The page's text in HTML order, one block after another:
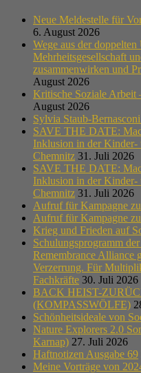
Neue Meldestelle für
6. August 2026
Wege aus der
Mehrheitsgesellschaft
zusammenwirken und
August 2026
Kritische Soziale Arbeit
August 2026
Sylvia Staub-
SAVE THE DATE:
Inklusion in der Kinder-
Chemnitz 31. Juli 2026
SAVE THE DATE:
Inklusion in der Kinder-
Chemnitz 31. Juli 2026
Aufruf für Kampagne
Aufruf für Kampagne
Krieg und Frieden auf
Schulungsprogramm
Remembrance Alliance
Verzerrung. Für
Fachkräfte 30. Juli 2026
BACK HEIST-
(KOMPASSWÖLFE)
Schönheitsideale von
Nature Explorers 2.0
Karnap) 27. Juli 2026
Haftnotizen Ausgabe 69
Meine Vorträge von